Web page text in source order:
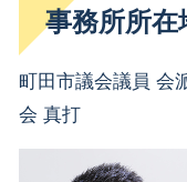
事務所所在
町田市議会議員 会
会 真打